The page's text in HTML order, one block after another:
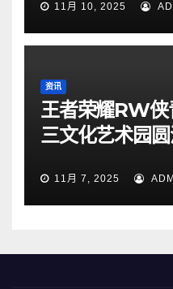
11月 10, 2025
资讯
王者荣耀RW侠
三文化艺术园
11月 7, 2025